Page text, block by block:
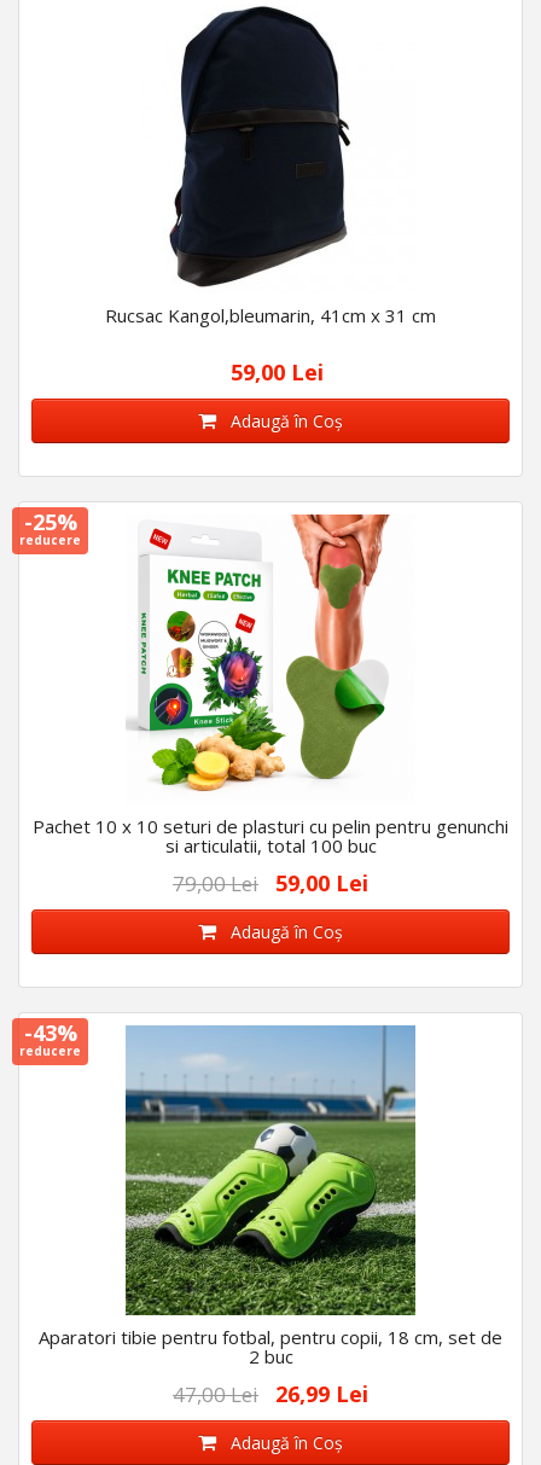
Rucsac Kangol,bleumarin, 41cm x 31 cm
59,00 Lei
Adaugă în Coş
-25%
reducere
Pachet 10 x 10 seturi de plasturi cu pelin pentru genunchi
si articulatii, total 100 buc
79,00 Lei 59,00 Lei
Adaugă în Coş
-43%
reducere
Aparatori tibie pentru fotbal, pentru copii, 18 cm, set de
2 buc
47,00 Lei 26,99 Lei
Adaugă în Coş